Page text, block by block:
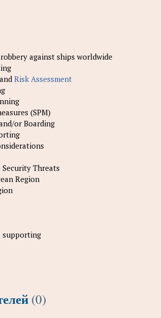
against ships worldwide
Risk Assessment
(SPM)
or Boarding
Threats
Region
supporting
(0)